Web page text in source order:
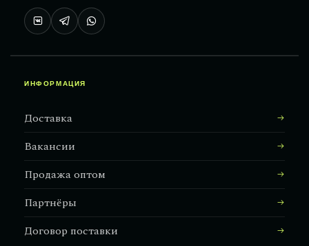
ИНФОРМАЦИЯ
Доставка
Вакансии
Продажа оптом
Партнёры
Договор поставки